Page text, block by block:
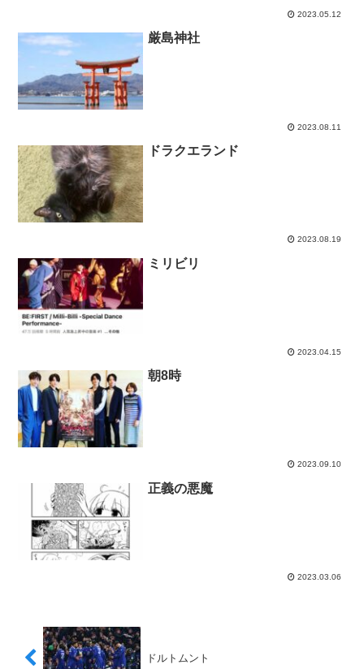
2023.05.12
厳島神社
2023.08.11
ドラクエランド
2023.08.19
ミリビリ
2023.04.15
朝8時
2023.09.10
正義の悪魔
2023.03.06
ドルトムント